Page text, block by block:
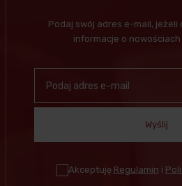
Podaj swój adres e-mail, jeżeli
informacje o
Wyślij
Akceptuję Regulamin i